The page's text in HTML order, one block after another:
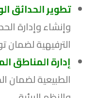
تطوير الحدائق
وإنشاء وإدارة
الترفيهية لضمان
إدارة المناطق
الطبيعية لضمان